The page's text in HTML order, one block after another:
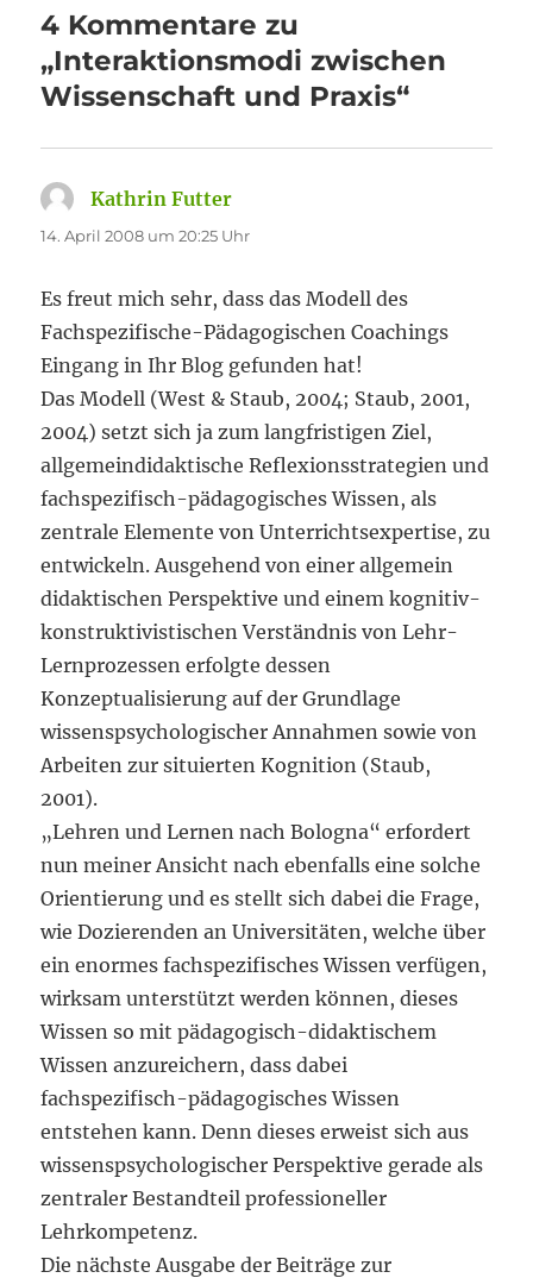
4 Kommentare zu
„Interaktionsmodi zwischen
Wissenschaft und Praxis“
Kathrin Futter
14. April 2008 um 20:25 Uhr
Es freut mich sehr, dass das Modell des
Fachspezifische-Pädagogischen Coachings
Eingang in Ihr Blog gefunden hat!
Das Modell (West & Staub, 2004; Staub, 2001,
2004) setzt sich ja zum langfristigen Ziel,
allgemeindidaktische Reflexionsstrategien und
fachspezifisch-pädagogisches Wissen, als
zentrale Elemente von Unterrichtsexpertise, zu
entwickeln. Ausgehend von einer allgemein
didaktischen Perspektive und einem kognitiv-
konstruktivistischen Verständnis von Lehr-
Lernprozessen erfolgte dessen
Konzeptualisierung auf der Grundlage
wissenspsychologischer Annahmen sowie von
Arbeiten zur situierten Kognition (Staub,
2001).
„Lehren und Lernen nach Bologna“ erfordert
nun meiner Ansicht nach ebenfalls eine solche
Orientierung und es stellt sich dabei die Frage,
wie Dozierenden an Universitäten, welche über
ein enormes fachspezifisches Wissen verfügen,
wirksam unterstützt werden können, dieses
Wissen so mit pädagogisch-didaktischem
Wissen anzureichern, dass dabei
fachspezifisch-pädagogisches Wissen
entstehen kann. Denn dieses erweist sich aus
wissenspsychologischer Perspektive gerade als
zentraler Bestandteil professioneller
Lehrkompetenz.
Die nächste Ausgabe der Beiträge zur